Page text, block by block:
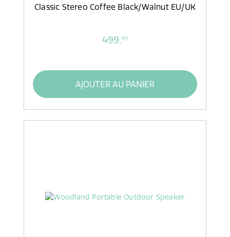
Classic Stereo Coffee Black/Walnut EU/UK
499,99
AJOUTER AU PANIER